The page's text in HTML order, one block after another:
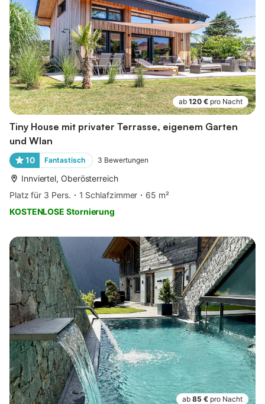
ab 120 € pro Nacht
Tiny House mit privater Terrasse, eigenem Garten
und Wlan
10 Fantastisch 3 Bewertungen
Innviertel, Oberösterreich
Platz für 3 Pers.
1 Schlafzimmer
65 m²
KOSTENLOSE Stornierung
ab 85 € pro Nacht